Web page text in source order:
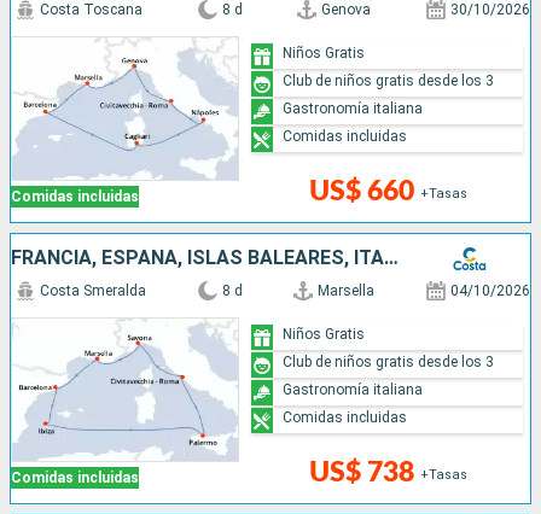
Comidas incluidas
Costa Toscana 8 d Genova 30/10/2026
US$ 660 +Tasas
Niños Gratis
Club de niños gratis desde los 3
Gastronomía italiana
Comidas incluidas
FRANCIA, ESPAÑA, ISLAS BALEARES, ITALIA
Comidas incluidas
Costa Smeralda 8 d Marsella 04/10/2026
US$ 738 +Tasas
Niños Gratis
Club de niños gratis desde los 3
Gastronomía italiana
Comidas incluidas